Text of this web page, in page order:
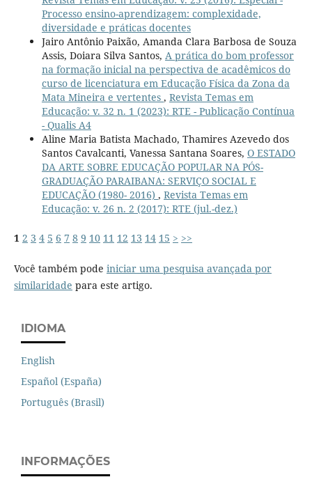
Processo ensino-aprendizagem: complexidade,
diversidade e práticas docentes
Jairo Antônio Paixão, Amanda Clara Barbosa de Souza
Assis, Doiara Silva Santos, A prática do bom professor
na formação inicial na perspectiva de acadêmicos do
curso de licenciatura em Educação Física da Zona da
Mata Mineira e vertentes , Revista Temas em
Educação: v. 32 n. 1 (2023): RTE - Publicação Contínua
- Qualis A4
Aline Maria Batista Machado, Thamires Azevedo dos
Santos Cavalcanti, Vanessa Santana Soares, O ESTADO
DA ARTE SOBRE EDUCAÇÃO POPULAR NA PÓS-
GRADUAÇÃO PARAIBANA: SERVIÇO SOCIAL E
EDUCAÇÃO (1980- 2016) , Revista Temas em
Educação: v. 26 n. 2 (2017): RTE (jul.-dez.)
1 2 3 4 5 6 7 8 9 10 11 12 13 14 15 > >>
Você também pode iniciar uma pesquisa avançada por
similaridade para este artigo.
IDIOMA
English
Español (España)
Português (Brasil)
INFORMAÇÕES